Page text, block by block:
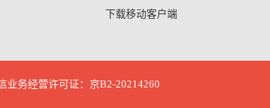
下载移动客户端
业务经营许可证：京B2-20214260